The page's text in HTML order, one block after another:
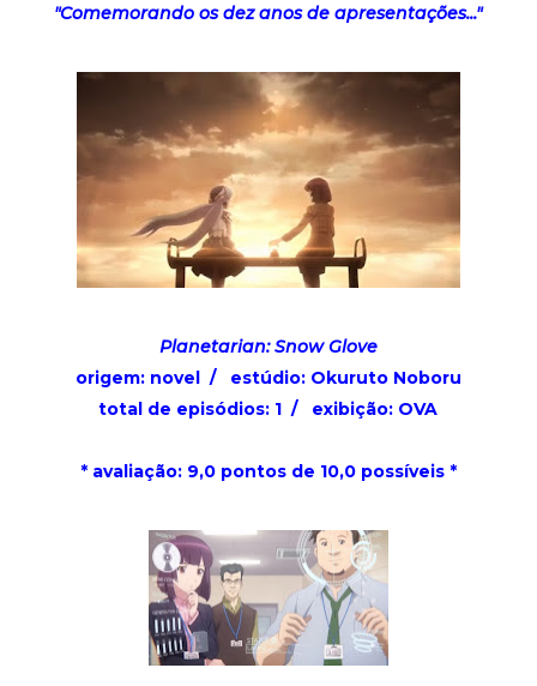
"Comemorando os dez anos de apresentações..."
Planetarian: Snow Glove
origem: novel / estúdio: Okuruto Noboru
total de episódios: 1 / exibição: OVA
* avaliação: 9,0 pontos de 10,0 possíveis *